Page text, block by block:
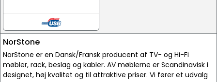
NorStone
NorStone er en Dansk/Fransk producent af TV- og Hi-Fi
møbler, rack, beslag og kabler. AV møblerne er Scandinavisk i
designet, høj kvalitet og til attraktive priser. Vi fører et udvalg